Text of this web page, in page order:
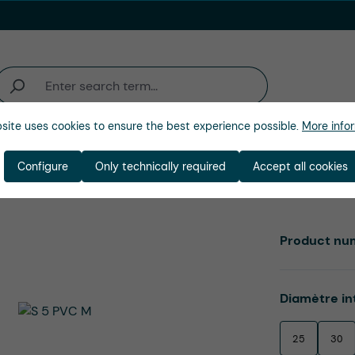
Entreprise
Select
Diamètre
25 30
Product
uses cookies to ensure the best experience possible. More
Only technically required
Configure Accept all cookies